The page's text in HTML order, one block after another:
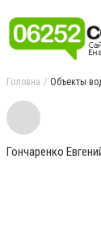
Головна Объекты
Гончаренко